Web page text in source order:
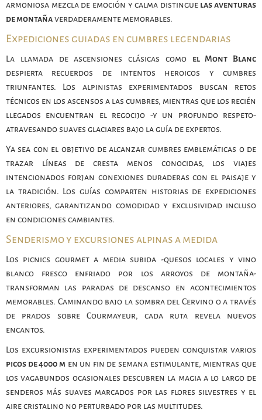
armoniosa mezcla de emoción y calma distingue las aventuras
de montañaverdaderamente memorables.
Expediciones guiadas en cumbres legendarias
La llamada de ascensiones clásicas como el Mont Blanc
despierta recuerdos de intentos heroicos y cumbres
triunfantes. Los alpinistas experimentados buscan retos
técnicos en los ascensos a las cumbres, mientras que los recién
llegados encuentran el regocijo -y un profundo respeto-
atravesando suaves glaciares bajo la guía de expertos.
Ya sea con el objetivo de alcanzar cumbres emblemáticas o de
trazar líneas de cresta menos conocidas, los viajes
intencionados forjan conexiones duraderas con el paisaje y
la tradición. Los guías comparten historias de expediciones
anteriores, garantizando comodidad y exclusividad incluso
en condiciones cambiantes.
Senderismo y excursiones alpinas a medida
Los picnics gourmet a media subida -quesos locales y vino
blanco fresco enfriado por los arroyos de montaña-
transforman las paradas de descanso en acontecimientos
memorables. Caminando bajo la sombra del Cervino o a través
de prados sobre Courmayeur, cada ruta revela nuevos
encantos.
Los excursionistas experimentados pueden conquistar varios
picos de 4000 m en un fin de semana estimulante, mientras que
los vagabundos ocasionales descubren la magia a lo largo de
senderos más suaves marcados por las flores silvestres y el
aire cristalino no perturbado por las multitudes.